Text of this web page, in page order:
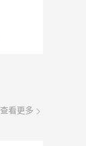
查看更多